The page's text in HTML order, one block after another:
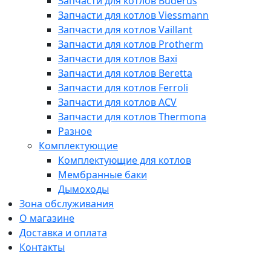
Запчасти для котлов Viessmann
Запчасти для котлов Vaillant
Запчасти для котлов Protherm
Запчасти для котлов Baxi
Запчасти для котлов Beretta
Запчасти для котлов Ferroli
Запчасти для котлов ACV
Запчасти для котлов Thermona
Разное
Комплектующие
Комплектующие для котлов
Мембранные баки
Дымоходы
Зона обслуживания
О магазине
Доставка и оплата
Контакты